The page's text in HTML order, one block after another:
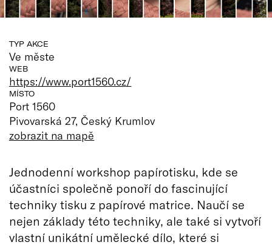
TYP AKCE
Ve měste
WEB
https://www.port1560.cz/
MÍSTO
Port 1560
Pivovarská 27, Český Krumlov
zobrazit na mapě
Jednodenní workshop papírotisku, kde se
účastníci společně ponoří do fascinující
techniky tisku z papírové matrice. Naučí se
nejen základy této techniky, ale také si vytvoří
vlastní unikátní umělecké dílo, které si